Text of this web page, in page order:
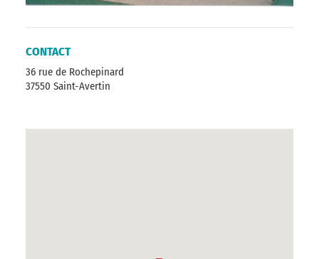
CONTACT
36 rue de Rochepinard
37550 Saint-Avertin